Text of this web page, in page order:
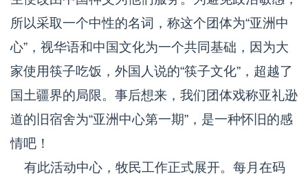
所以采取一个中性的名词，称这个团体为“亚洲中
心”，视华语和中国文化为一个共同基础，因为大
家使用筷子吃饭，外国人说的“筷子文化”，超越了
国土疆界的局限。事后想来，我们团体戏称亚礼逊
道的旧宿舍为“亚洲中心第一期”，是一种怀旧的感
情吧！
有此活动中心，牧民工作正式展开。每月在码